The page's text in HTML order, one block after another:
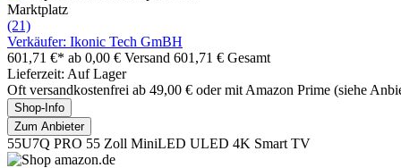
Marktplatz
(21)
Verkäufer: Ikonic Tech GmBH
601,71 €* ab 0,00 € Versand 601,71 € Gesamt
Lieferzeit: Auf Lager
Oft versandkostenfrei ab 49,00 € oder mit Amazon Prime (siehe
Shop-Info
Zum Anbieter
55U7Q PRO 55 Zoll MiniLED ULED 4K Smart TV